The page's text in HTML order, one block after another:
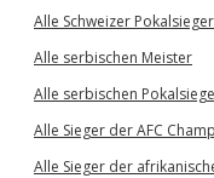
Alle Schweizer
Alle serbischen Meister
Alle serbischen
Alle Sieger der AFC
Alle Sieger der